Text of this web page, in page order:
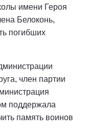
имени Героя
Белоконь,
погибших
член партии
поддержала
память воинов